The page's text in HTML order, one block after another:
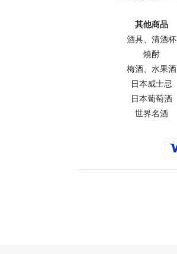
其他商品
酒具、清酒杯
燒酎
梅酒、水果酒
日本威士忌
日本葡萄酒
世界名酒